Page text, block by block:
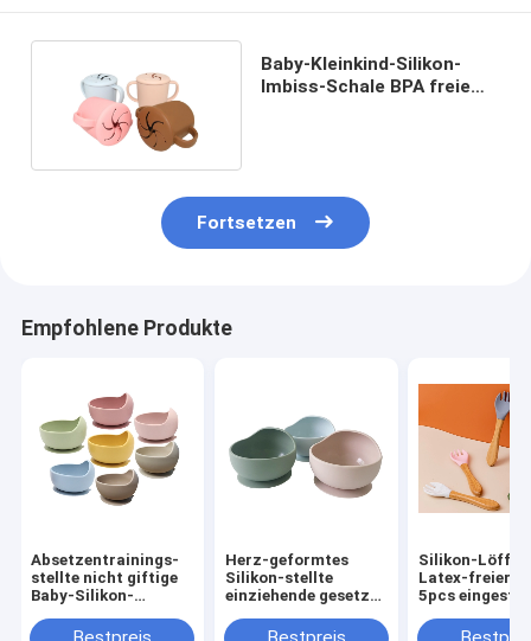
Baby-Kleinkind-Silikon-
Imbiss-Schale BPA freie
Fortsetzen
Empfohlene Produkte
Absetzentrainings-
stellte nicht giftige
Baby-Silikon-
Herz-geformtes
Silikon-stellte
einziehende gesetzte
Schüssel 2-4 Jahre
Silikon-Löffel
Latex-freier
5pcs